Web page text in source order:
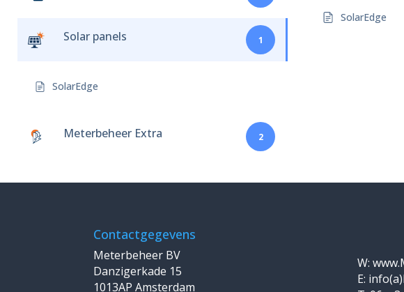
Solar panels 1
SolarEdge
Meterbeheer Extra 2
SolarEdge
Contactgegevens
Meterbeheer BV
Danzigerkade 15
1013AP Amsterdam
W:
E: